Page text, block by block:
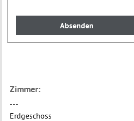
Zimmer:
---
Erdgeschoss